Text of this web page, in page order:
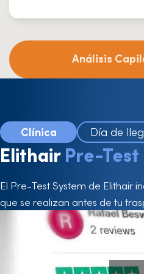
Análisis
Clínica Día de
ElithairPre-Test
El Pre-Test System de Elithair
que se realizan antes de tu